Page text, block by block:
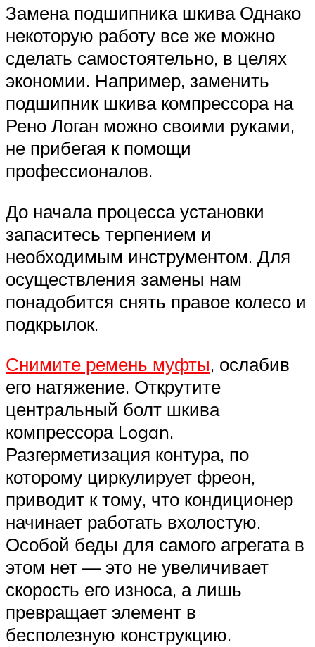
Замена подшипника шкива Однако
некоторую работу все же можно
сделать самостоятельно, в целях
экономии. Например, заменить
подшипник шкива компрессора на
Рено Логан можно своими руками,
не прибегая к помощи
профессионалов.
До начала процесса установки
запаситесь терпением и
необходимым инструментом. Для
осуществления замены нам
понадобится снять правое колесо и
подкрылок.
Снимите ремень муфты, ослабив
его натяжение. Открутите
центральный болт шкива
компрессора Logan.
Разгерметизация контура, по
которому циркулирует фреон,
приводит к тому, что кондиционер
начинает работать вхолостую.
Особой беды для самого агрегата в
этом нет — это не увеличивает
скорость его износа, а лишь
превращает элемент в
бесполезную конструкцию.